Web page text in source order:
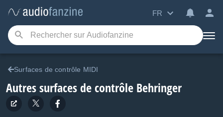
FR
Surfaces de contrôle MIDI
Autres surfaces de contrôle Behringer